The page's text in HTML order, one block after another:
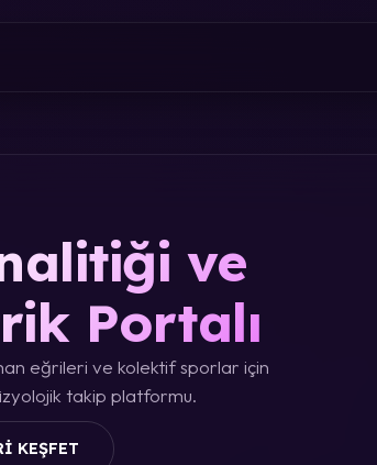
ve
Portalı
eğrileri ve kolektif sporlar için
takip platformu.
KEŞFET